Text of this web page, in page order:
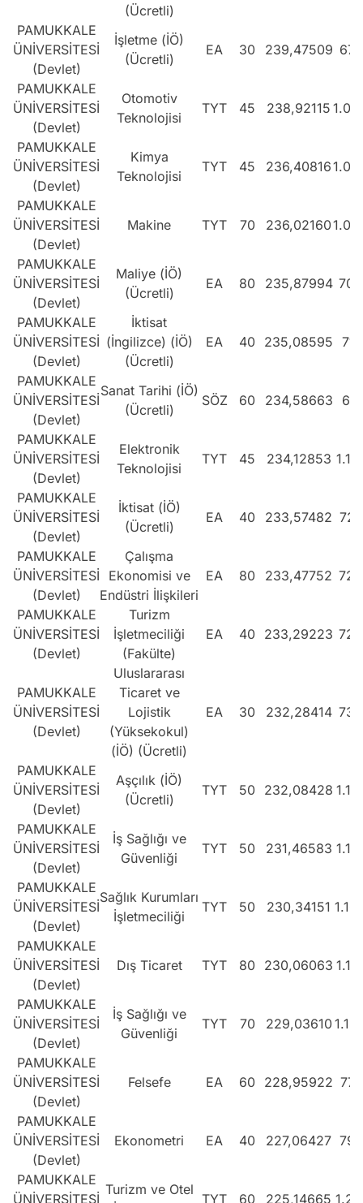
(Ücretli)
PAMUKKALE
ÜNİVERSİTESİ
(Devlet)
İşletme (İÖ)
(Ücretli)
EA 30 239,47509
PAMUKKALE
ÜNİVERSİTESİ
(Devlet)
Otomotiv
Teknolojisi
TYT 45 238,92115
PAMUKKALE
ÜNİVERSİTESİ
(Devlet)
Kimya
Teknolojisi
TYT 45 236,40816
PAMUKKALE
ÜNİVERSİTESİ
(Devlet)
Makine TYT 70 236,02160
PAMUKKALE
ÜNİVERSİTESİ
(Devlet)
Maliye (İÖ)
(Ücretli)
EA 80 235,87994
PAMUKKALE
ÜNİVERSİTESİ
(Devlet)
İktisat
(İngilizce) (İÖ)
(Ücretli)
EA 40 235,08595
PAMUKKALE
ÜNİVERSİTESİ
(Devlet)
Sanat Tarihi (İÖ)
(Ücretli)
SÖZ 60 234,58663
PAMUKKALE
ÜNİVERSİTESİ
(Devlet)
Elektronik
Teknolojisi
TYT 45 234,12853
PAMUKKALE
ÜNİVERSİTESİ
(Devlet)
İktisat (İÖ)
(Ücretli)
EA 40 233,57482
PAMUKKALE
ÜNİVERSİTESİ
(Devlet)
Çalışma
Ekonomisi ve
Endüstri İlişkileri
EA 80 233,47752
PAMUKKALE
ÜNİVERSİTESİ
(Devlet)
Turizm
İşletmeciliği
(Fakülte)
EA 40 233,29223
PAMUKKALE
ÜNİVERSİTESİ
(Devlet)
Uluslararası
Ticaret ve
Lojistik
(Yüksekokul)
(İÖ) (Ücretli)
EA 30 232,28414
PAMUKKALE
ÜNİVERSİTESİ
(Devlet)
Aşçılık (İÖ)
(Ücretli)
TYT 50 232,08428
PAMUKKALE
ÜNİVERSİTESİ
(Devlet)
İş Sağlığı ve
Güvenliği
TYT 50 231,46583
PAMUKKALE
ÜNİVERSİTESİ
(Devlet)
Sağlık Kurumları
İşletmeciliği
TYT 50 230,34151
PAMUKKALE
ÜNİVERSİTESİ
(Devlet)
Dış Ticaret TYT 80 230,06063
PAMUKKALE
ÜNİVERSİTESİ
(Devlet)
İş Sağlığı ve
Güvenliği
TYT 70 229,03610
PAMUKKALE
ÜNİVERSİTESİ
(Devlet)
Felsefe EA 60 228,95922
PAMUKKALE
ÜNİVERSİTESİ
(Devlet)
Ekonometri EA 40 227,06427
PAMUKKALE
ÜNİVERSİTESİ
Turizm ve Otel
TYT 60 225,14665